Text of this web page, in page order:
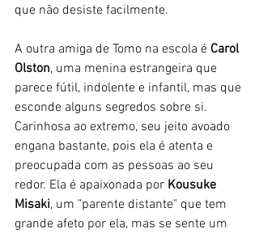
que não desiste facilmente.
A outra amiga de Tomo na escola é Carol
Olston, uma menina estrangeira que
parece fútil, indolente e infantil, mas que
esconde alguns segredos sobre si.
Carinhosa ao extremo, seu jeito avoado
engana bastante, pois ela é atenta e
preocupada com as pessoas ao seu
redor. Ela é apaixonada por Kousuke
Misaki, um "parente distante" que tem
grande afeto por ela, mas se sente um